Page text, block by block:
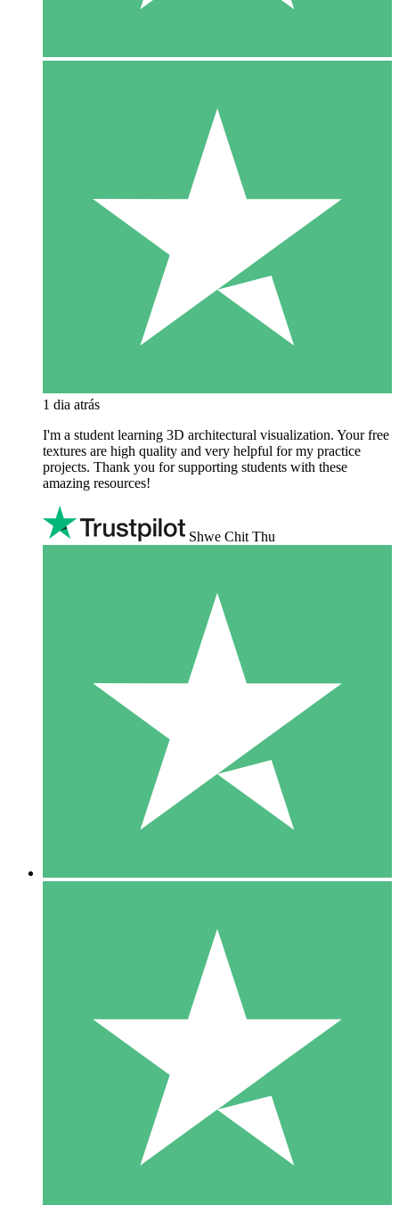
1 dia atrás
I'm a student learning 3D architectural visualization. Your free
textures are high quality and very helpful for my practice
projects. Thank you for supporting students with these
amazing resources!
Shwe Chit Thu